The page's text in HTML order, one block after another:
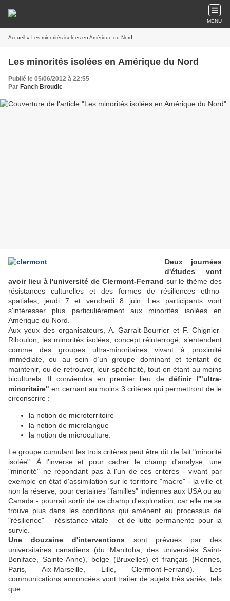
MENU
Accueil » Les minorités isolées en Amérique du Nord
Les minorités isolées en Amérique du Nord
Publié le 05/06/2012 à 22:55
Par Fanch Broudic
Deux journées
d'études vont
avoir lieu à l'université de Clermont-Ferrand sur le thème des
résistances culturelles et des formes de résiliences ethno-
spatiales, jeudi 7 et vendredi 8 juin. Les participants vont
s'intéresser plus particulièrement aux minorités isolées en
Amérique du Nord.
Aux yeux des organisateurs, A. Garrait-Bourrier et F. Chignier-
Riboulon, les minorités isolées, concept réinterrogé, s’entendent
comme des groupes ultra-minoritaires vivant à proximité
immédiate, ou au sein d’un groupe dominant et tentant de
maintenir, ou de retrouver, leur spécificité, tout en étant au moins
biculturels. Il conviendra en premier lieu de définir l'"ultra-
minoritaire" en cernant au moins 3 critères qui permettront de le
circonscrire :
la notion de microterritoire
la notion de microlangue
la notion de microculture.
Le groupe cumulant les trois critères peut être dit de fait "minorité
isolée". À l’inverse et pour cadrer le champ d'analyse, une
"minorité" ne répondant pas à l'un de ces critères - vivant par
exemple en état d'assimilation sur le territoire "macro" - la ville et
non la réserve, pour certaines "familles" indiennes aux USA ou au
Canada - pourrait sortir de ce champ d'exploration, car elle ne se
trouve plus dans les conditions qui amènent au processus de
"résilience" – résistance vitale - et de lutte permanente pour la
survie.
Une douzaine d'interventions sont prévues par des
universitaires canadiens (du Manitoba, des universités Saint-
Boniface, Sainte-Anne), belge (Bruxelles) et français (Rennes,
Paris, Aix-Marseille, Lille, Clermont-Ferrand). Les
communications annoncées vont traiter de sujets très variés, tels
que